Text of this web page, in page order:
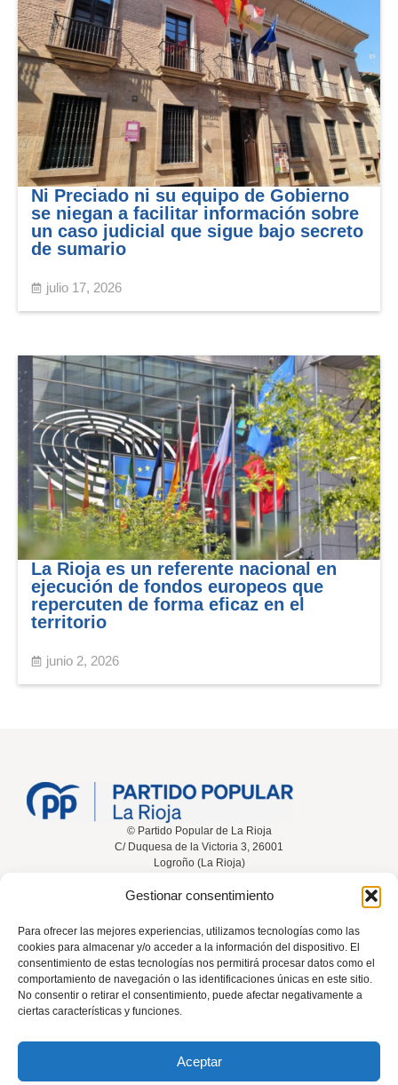
Gestionar consentimiento
Para ofrecer las mejores experiencias, utilizamos tecnologías como las
cookies para almacenar y/o acceder a la información del dispositivo. El
consentimiento de estas tecnologías nos permitirá procesar datos como el
comportamiento de navegación o las identificaciones únicas en este sitio.
No consentir o retirar el consentimiento, puede afectar negativamente a
ciertas características y funciones.
Aceptar
Ni Preciado ni su equipo de Gobierno
se niegan a facilitar información sobre
un caso judicial que sigue bajo secreto
de sumario
julio 17, 2026
La Rioja es un referente nacional en
ejecución de fondos europeos que
repercuten de forma eficaz en el
territorio
junio 2, 2026
© Partido Popular de La Rioja
C/ Duquesa de la Victoria 3, 26001
Logroño (La Rioja)
Participa Contacta
rioja@pp.es